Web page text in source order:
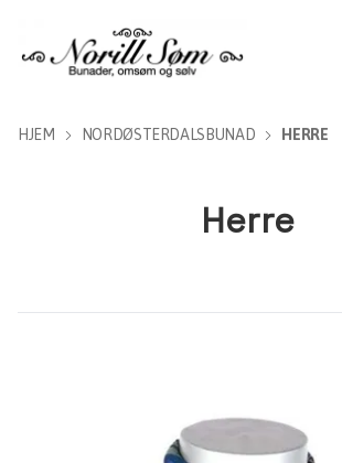
HJEM NORDØSTERDALSBUNAD HERRE
Herre